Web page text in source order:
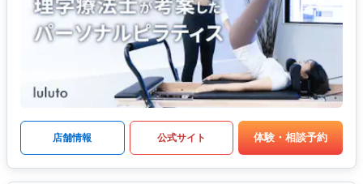
店舗情報 公式サイト 体験・相談予約